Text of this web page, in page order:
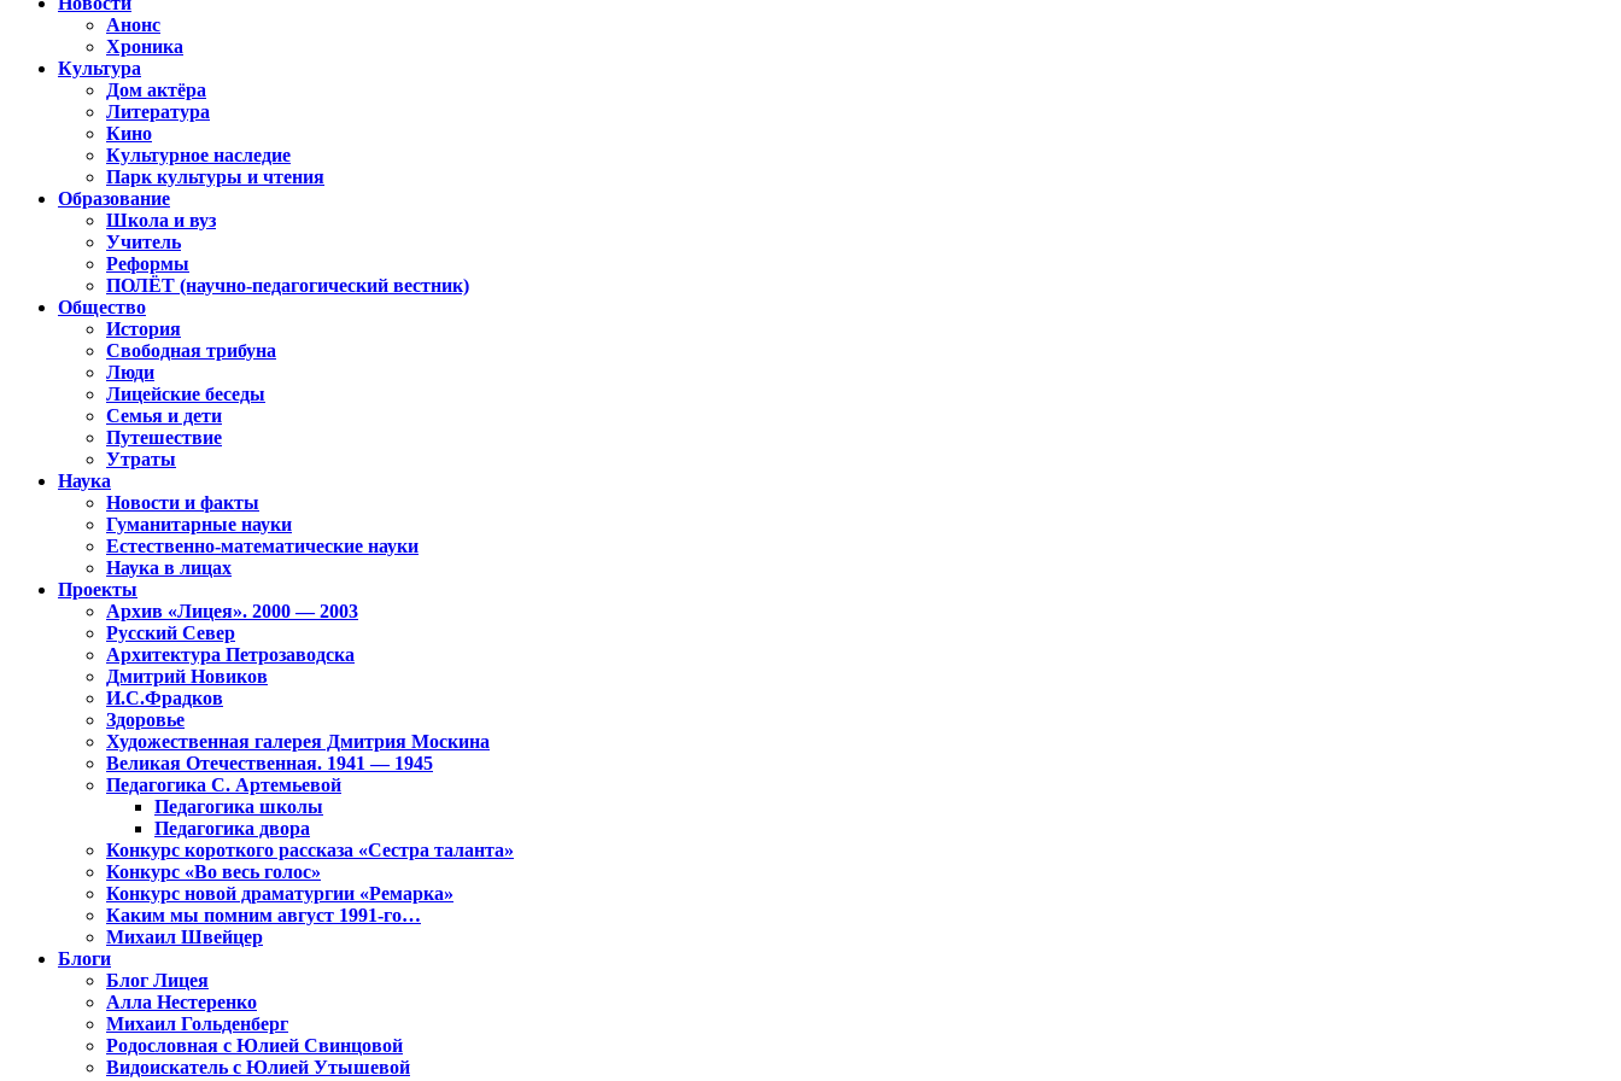
Анонс
Хроника
Культура
Дом актёра
Литература
Кино
Культурное наследие
Парк культуры и чтения
Образование
Школа и вуз
Учитель
Реформы
ПОЛЁТ (научно-педагогический вестник)
Общество
История
Свободная трибуна
Люди
Лицейские беседы
Семья и дети
Путешествие
Утраты
Наука
Новости и факты
Гуманитарные науки
Естественно-математические науки
Наука в лицах
Проекты
Архив «Лицея». 2000 — 2003
Русский Север
Архитектура Петрозаводска
Дмитрий Новиков
И.С.Фрадков
Здоровье
Художественная галерея Дмитрия Москина
Великая Отечественная. 1941 — 1945
Педагогика С. Артемьевой
Педагогика школы
Педагогика двора
Конкурс короткого рассказа «Сестра таланта»
Конкурс «Во весь голос»
Конкурс новой драматургии «Ремарка»
Каким мы помним август 1991-го…
Михаил Швейцер
Блоги
Блог Лицея
Алла Нестеренко
Михаил Гольденберг
Родословная с Юлией Свинцовой
Видоискатель с Юлией Утышевой